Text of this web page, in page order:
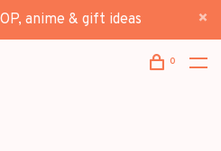
anime & gift ideas
0